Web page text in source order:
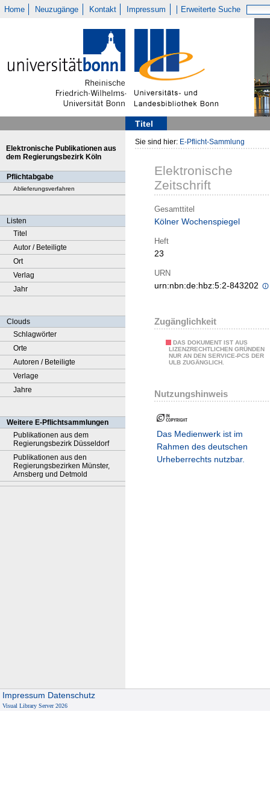
Home Neuzugänge Kontakt Impressum Erweiterte Suche
Titel
Elektronische Publikationen aus
dem Regierungsbezirk Köln
Pflichtabgabe
Ablieferungsverfahren
Listen
Titel
Autor / Beteiligte
Ort
Verlag
Jahr
Clouds
Schlagwörter
Orte
Autoren / Beteiligte
Verlage
Jahre
Weitere E-Pflichtsammlungen
Publikationen aus dem
Regierungsbezirk Düsseldorf
Publikationen aus den
Regierungsbezirken Münster,
Arnsberg und Detmold
Sie sind hier: E-Pflicht-Sammlung
Elektronische
Zeitschrift
Gesamttitel
Kölner Wochenspiegel
Heft
23
URN
urn:nbn:de:hbz:5:2-843202
Zugänglichkeit
DAS DOKUMENT IST AUS
LIZENZRECHTLICHEN GRÜNDEN
NUR AN DEN SERVICE-PCS DER
ULB ZUGÄNGLICH.
Nutzungshinweis
Das Medienwerk ist im
Rahmen des deutschen
Urheberrechts nutzbar.
Impressum Datenschutz
Visual Library Server 2026